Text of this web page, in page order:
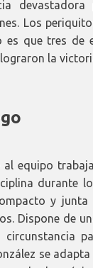
devastadora
Los
es que tres de
la
al equipo
durante
y junta
Dispone de
se